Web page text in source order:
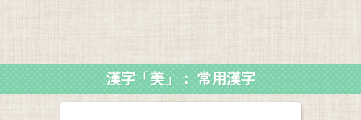
漢字「美」： 常用漢字